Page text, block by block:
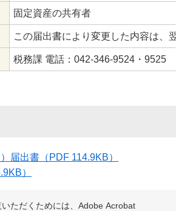
固定資産の共有者
この届出書により変更した内容は、
税務課 電話：042-346-9524・9525
届出書 （PDF 114.9KB）
）
ただくためには、Adobe Acrobat